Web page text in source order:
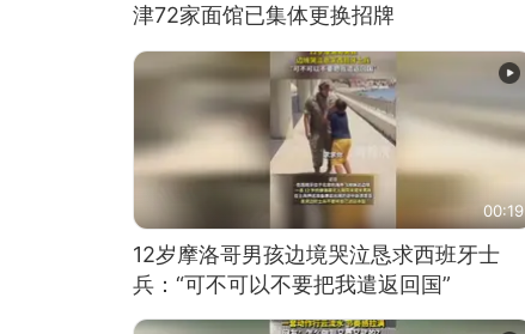
津72家面馆已集体更换招牌
00:19
12岁摩洛哥男孩边境哭泣恳求西班牙士
兵：“可不可以不要把我遣返回国”